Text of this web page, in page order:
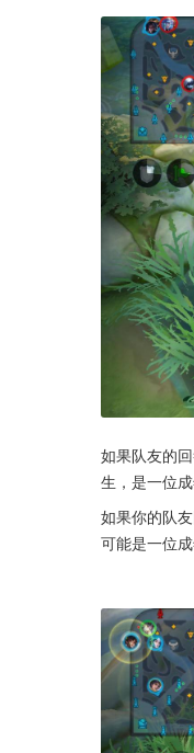
如果队友的
生，是一位成
如果你的队
可能是一位